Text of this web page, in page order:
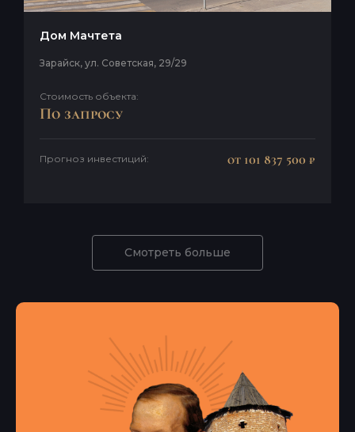
Дом Мачтета
Зарайск, ул. Советская, 29/29
Стоимость объекта:
По запросу
Прогноз инвестиций: от 101 837 500 ₽
Смотреть больше